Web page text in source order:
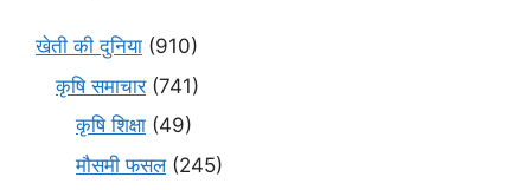
खेती की दुनिया (910)
कृषि समाचार(741)
कृषि शिक्षा (49)
मौसमी फसल(245)